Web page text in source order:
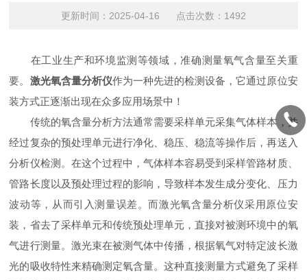
更新时间：2025-04-16 点击次数：1492
在工业生产和环境监测等领域，准确测量氧气含量至关重
要。 激光氧含量分析仪作为一种先进的检测设备，它通过原位安
装方式正逐渐出现在众多应用场景中！
传统的氧含量分析方法通常需要采样单元采集气体样本，并
经过复杂的预处理单元进行净化、稳压、稳流等操作后，再送入
分析仪检测。在这个过程中，气体样本容易受到采样管路材质、
管路长度以及预处理过程的影响，导致样本发生成分变化、压力
波动等，从而引入测量误差。而激光氧含量分析仪采用原位安
装，省去了采样单元和传统预处理单元，直接对被测环境中的氧
气进行测量。激光束在被测气体中传播，根据氧气对特定波长激
光的吸收特性来精确测定氧含量。这种直接测量方式避免了采样